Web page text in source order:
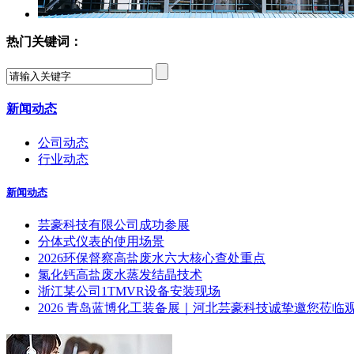
热门关键词：
新闻动态
公司动态
行业动态
新闻动态
芸豪科技有限公司成功参展
分体式仪表的使用场景
2026环保督察高盐废水六大核心查处重点
氯化钙高盐废水蒸发结晶技术
浙江某公司1TMVR设备安装现场
2026 青岛蓝博化工装备展｜河北芸豪科技诚挚邀您莅临